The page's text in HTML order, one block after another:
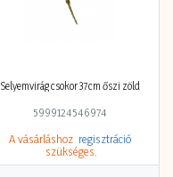
Selyemvirág csokor 37cm őszi zöld
5999124546974
A vásárláshoz regisztráció
szükséges.